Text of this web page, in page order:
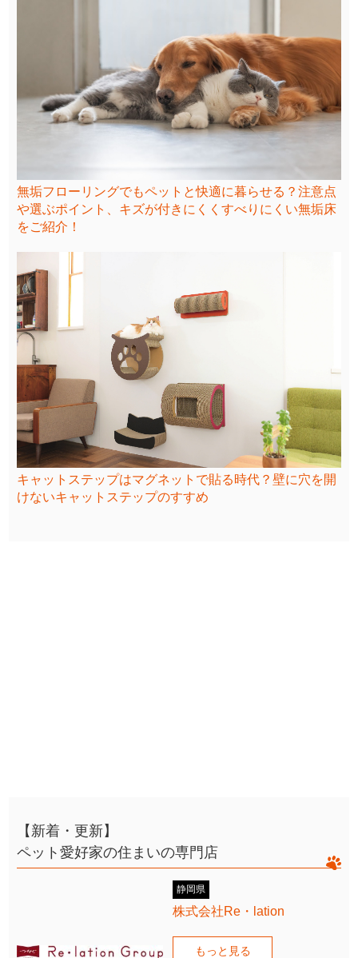
無垢フローリングでもペットと快適に暮らせる？注意点
や選ぶポイント、キズが付きにくくすべりにくい無垢床
をご紹介！
キャットステップはマグネットで貼る時代？壁に穴を開
けないキャットステップのすすめ
【新着・更新】
ペット愛好家の住まいの専門店
静岡県
株式会社Re・lation
もっと見る